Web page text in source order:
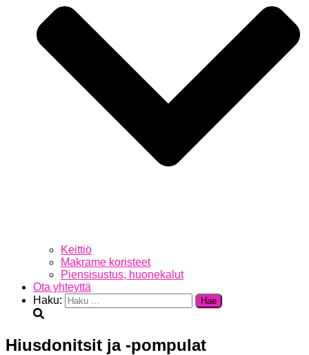
Keittiö
Makrame koristeet
Piensisustus, huonekalut
Ota yhteyttä
Haku:
Hiusdonitsit ja -pompulat